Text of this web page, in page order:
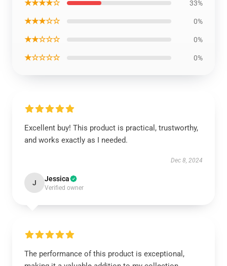
★★★★☆ 33%
★★★☆☆ 0%
★★☆☆☆ 0%
★☆☆☆☆ 0%
Excellent buy! This product is practical, trustworthy,
and works exactly as I needed.
Dec 8, 2024
J Jessica
Verified owner
The performance of this product is exceptional,